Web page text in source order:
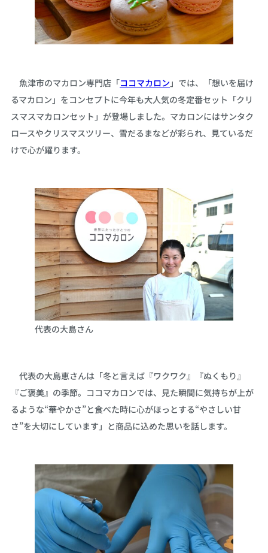
魚津市のマカロン専門店「ココマカロン 」では、「想いを届け
るマカロン」をコンセプトに今年も大人気の冬定番セット「クリ
スマスマカロンセット」が登場しました。マカロンにはサンタク
ロースやクリスマスツリー、雪だるまなどが彩られ、見ているだ
けで心が躍ります。
代表の大島さん
代表の大島恵さんは「冬と言えば『ワクワク』『ぬくもり』
『ご褒美』の季節。ココマカロンでは、見た瞬間に気持ちが上が
るような“華やかさ”と食べた時に心がほっとする“やさしい甘
さ”を大切にしています」と商品に込めた思いを話します。